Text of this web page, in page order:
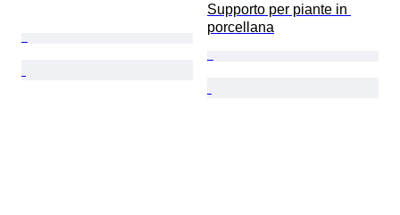
Supporto per piante in
porcellana